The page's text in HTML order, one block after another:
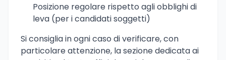
Posizione regolare rispetto agli obblighi di
leva (per i candidati soggetti)
Si consiglia in ogni caso di verificare, con
particolare attenzione, la sezione dedicata ai